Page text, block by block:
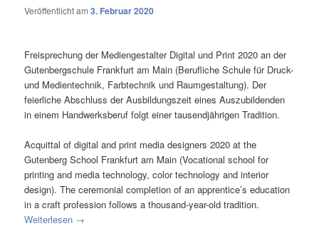
Veröffentlicht am3. Februar 2020
Freisprechung der Mediengestalter Digital und Print 2020 an der
Gutenbergschule Frankfurt am Main (Berufliche Schule für Druck-
und Medientechnik, Farbtechnik und Raumgestaltung). Der
feierliche Abschluss der Ausbildungszeit eines Auszubildenden
in einem Handwerksberuf folgt einer tausendjährigen Tradition.
Acquittal of digital and print media designers 2020 at the
Gutenberg School Frankfurt am Main (Vocational school for
printing and media technology, color technology and interior
design). The ceremonial completion of an apprentice’s education
in a craft profession follows a thousand-year-old tradition.
Weiterlesen →